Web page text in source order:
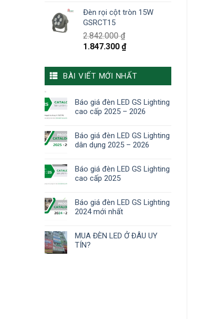
Đèn rọi cột tròn 15W
GSRCT15
2.842.000₫
1.847.300 ₫
BÀI VIẾT MỚI NHẤT
Báo giá đèn LED GS Lighting
cao cấp 2025 – 2026
Báo giá đèn LED GS Lighting
dân dụng 2025 – 2026
Báo giá đèn LED GS Lighting
cao cấp 2025
Báo giá đèn LED GS Lighting
2024 mới nhất
MUA ĐÈN LED Ở ĐÂU UY
TÍN?